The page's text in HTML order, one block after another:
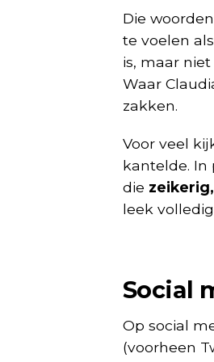
Die
te voelen
is, maar
Waar
zakken.
Voor veel
kantelde. In
die
leek
Social
Op social
(voorheen